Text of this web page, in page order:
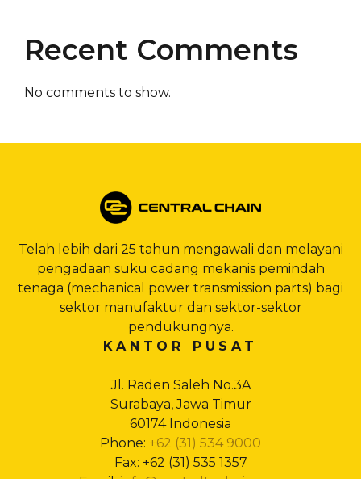
Recent Comments
No comments to show.
Telah lebih dari 25 tahun mengawali dan melayani
pengadaan suku cadang mekanis pemindah
tenaga (mechanical power transmission parts) bagi
sektor manufaktur dan sektor-sektor
pendukungnya.
KANTOR PUSAT
Jl. Raden Saleh No.3A
Surabaya, Jawa Timur
60174 Indonesia
Phone: +62 (31) 534 9000
Fax: +62 (31) 535 1357